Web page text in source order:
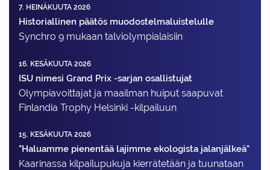
7. HEINÄKUUTA 2026
Historiallinen päätös muodostelmaluistelulle
Synchro 9 mukaan talviolympialaisiin
16. KESÄKUUTA 2026
ISU nimesi Grand Prix -sarjan osallistujat
Olympiavoittajat ja maailman huiput saapuvat
Finlandia Trophy Helsinki -kilpailuun
15. KESÄKUUTA 2026
"Haluamme pienentää lajimme ekologista jalanjälkeä"
Kaarinassa kilpailupukuja kierrätetään ja tuunataan